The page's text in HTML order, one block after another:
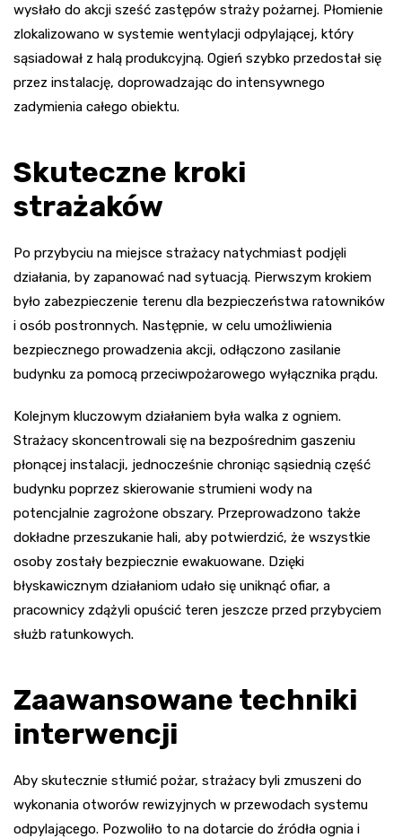
wysłało do akcji sześć zastępów straży pożarnej. Płomienie
zlokalizowano w systemie wentylacji odpylającej, który
sąsiadował z halą produkcyjną. Ogień szybko przedostał się
przez instalację, doprowadzając do intensywnego
zadymienia całego obiektu.
Skuteczne kroki
strażaków
Po przybyciu na miejsce strażacy natychmiast podjęli
działania, by zapanować nad sytuacją. Pierwszym krokiem
było zabezpieczenie terenu dla bezpieczeństwa ratowników
i osób postronnych. Następnie, w celu umożliwienia
bezpiecznego prowadzenia akcji, odłączono zasilanie
budynku za pomocą przeciwpożarowego wyłącznika prądu.
Kolejnym kluczowym działaniem była walka z ogniem.
Strażacy skoncentrowali się na bezpośrednim gaszeniu
płonącej instalacji, jednocześnie chroniąc sąsiednią część
budynku poprzez skierowanie strumieni wody na
potencjalnie zagrożone obszary. Przeprowadzono także
dokładne przeszukanie hali, aby potwierdzić, że wszystkie
osoby zostały bezpiecznie ewakuowane. Dzięki
błyskawicznym działaniom udało się uniknąć ofiar, a
pracownicy zdążyli opuścić teren jeszcze przed przybyciem
służb ratunkowych.
Zaawansowane techniki
interwencji
Aby skutecznie stłumić pożar, strażacy byli zmuszeni do
wykonania otworów rewizyjnych w przewodach systemu
odpylającego. Pozwoliło to na dotarcie do źródła ognia i